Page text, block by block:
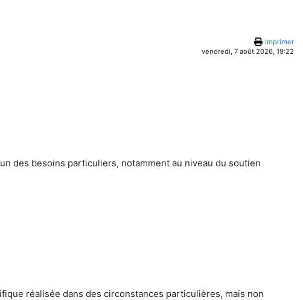
Imprimer
vendredi, 7 août 2026, 19:22
des besoins particuliers, notamment au niveau du soutien
réalisée dans des circonstances particulières, mais non